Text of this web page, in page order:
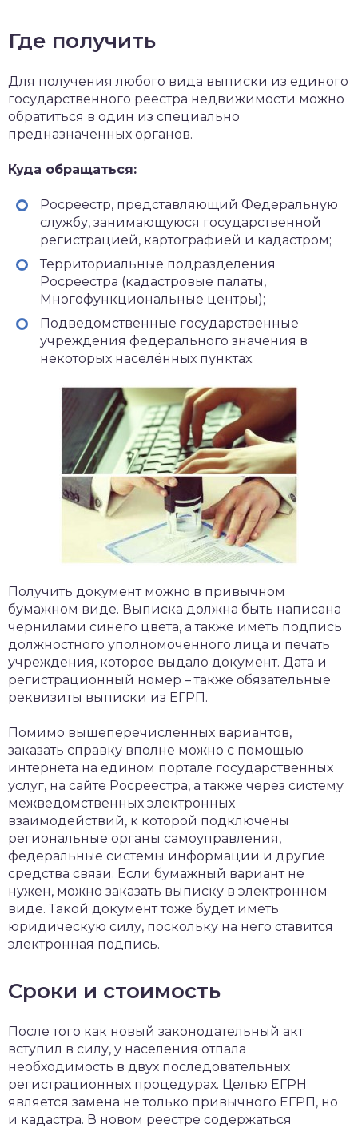
Где получить
Для получения любого вида выписки из единого
государственного реестра недвижимости можно
обратиться в один из специально
предназначенных органов.
Куда обращаться:
Росреестр, представляющий Федеральную
службу, занимающуюся государственной
регистрацией, картографией и кадастром;
Территориальные подразделения
Росреестра (кадастровые палаты,
Многофункциональные центры);
Подведомственные государственные
учреждения федерального значения в
некоторых населённых пунктах.
Получить документ можно в привычном
бумажном виде. Выписка должна быть написана
чернилами синего цвета, а также иметь подпись
должностного уполномоченного лица и печать
учреждения, которое выдало документ. Дата и
регистрационный номер – также обязательные
реквизиты выписки из ЕГРП.
Помимо вышеперечисленных вариантов,
заказать справку вполне можно с помощью
интернета на едином портале государственных
услуг, на сайте Росреестра, а также через систему
межведомственных электронных
взаимодействий, к которой подключены
региональные органы самоуправления,
федеральные системы информации и другие
средства связи. Если бумажный вариант не
нужен, можно заказать выписку в электронном
виде. Такой документ тоже будет иметь
юридическую силу, поскольку на него ставится
электронная подпись.
Сроки и стоимость
После того как новый законодательный акт
вступил в силу, у населения отпала
необходимость в двух последовательных
регистрационных процедурах. Целью ЕГРН
является замена не только привычного ЕГРП, но
и кадастра. В новом реестре содержаться